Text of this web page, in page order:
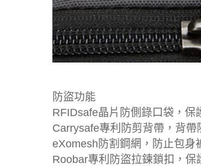
防盜功能
RFIDsafe晶片防側錄口袋，保
Carrysafe專利防剪背帶，背帶
eXomesh防割鋼網，防止包身
Roobar專利防盜拉鍊鎖扣，保